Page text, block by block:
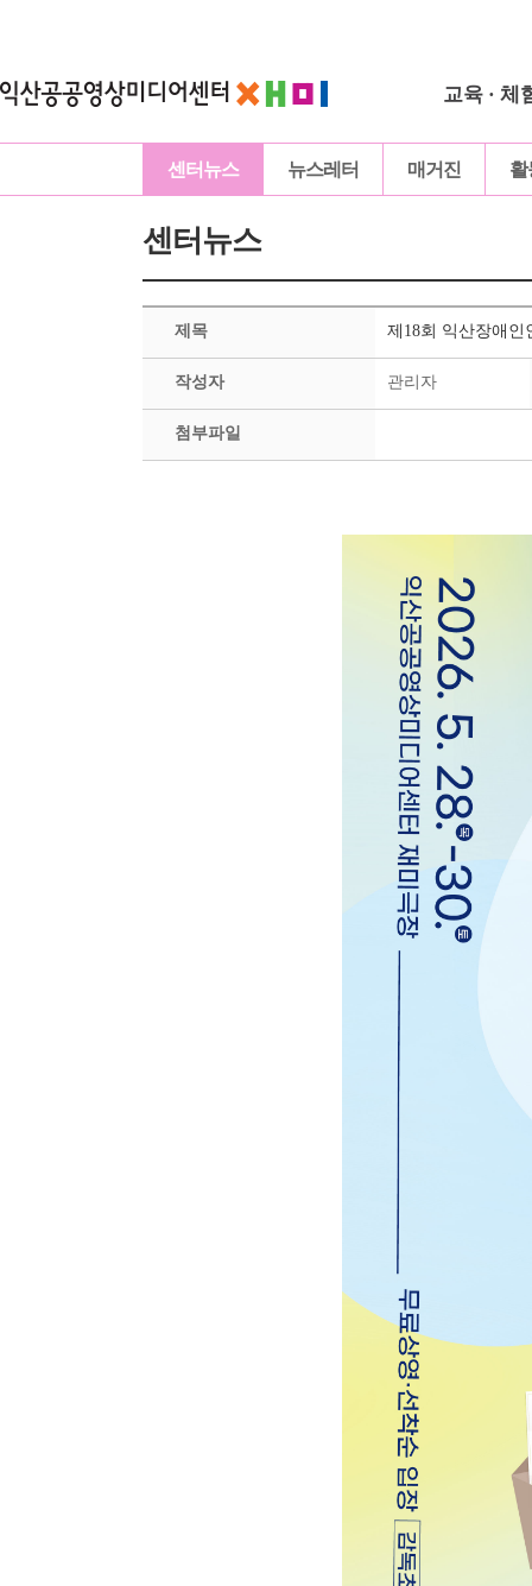
교육 · 체
센터뉴스 뉴스레터 매거진 활
센터뉴스
제목 제18회 익산장애인
작성자 관리자
첨부파일